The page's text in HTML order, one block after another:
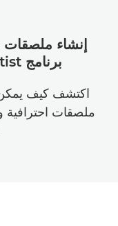
إنشاء
برنامج PosterArtist من Canon
اكتشف كيف
ملصقات احترافية